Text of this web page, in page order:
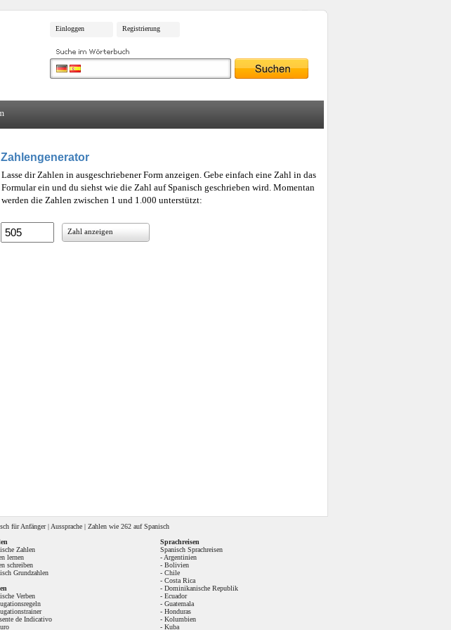
Einloggen Registrierung
Zahlengenerator
Lasse dir Zahlen in ausgeschriebener Form anzeigen. Gebe einfach eine Zahl in das
Formular ein und du siehst wie die Zahl auf Spanisch geschrieben wird. Momentan
werden die Zahlen zwischen 1 und 1.000 unterstützt:
Zahl anzeigen
für Anfänger| Aussprache | Zahlen wie 262 auf Spanisch
Zahlen
lernen
schreiben
Grundzahlen
Verben
de Indicativo
Sprachreisen
Spanisch Sprachreisen
- Argentinien
- Bolivien
- Chile
- Costa Rica
- Dominikanische Republik
- Ecuador
- Guatemala
- Honduras
- Kolumbien
- Kuba